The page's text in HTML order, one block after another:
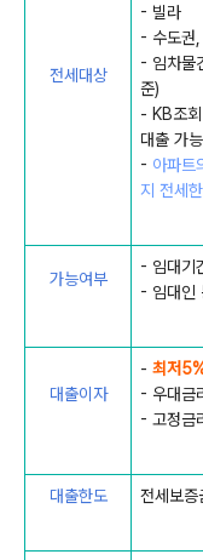
전세대상
- 빌라
- 수도권
- 임차물
준)
- KB조
대출 가능
- 아파트
지 전세
가능여부
- 임대기
- 임대인
대출이자
- 최저
- 우대금
- 고정금
대출한도 전세보